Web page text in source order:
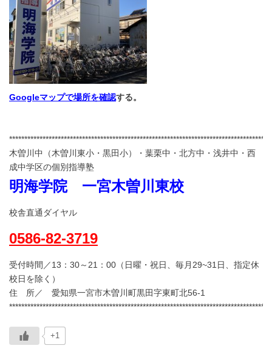
Googleマップで場所を確認する。
木曽川中（木曽川東小・黒田小）・葉栗中・北方中・浅井中・西
成中学区の個別指導塾
明海学院 一宮木曽川東校
校舎直通ダイヤル
0586-82-3719
受付時間／13：30～21：00（日曜・祝日、毎月29~31日、指定休
校日を除く）
住 所／ 愛知県一宮市木曽川町黒田字東町北56-1
+1